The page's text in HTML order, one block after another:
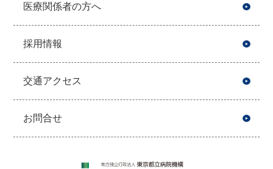
医療関係者の方へ
採用情報
交通アクセス
お問合せ